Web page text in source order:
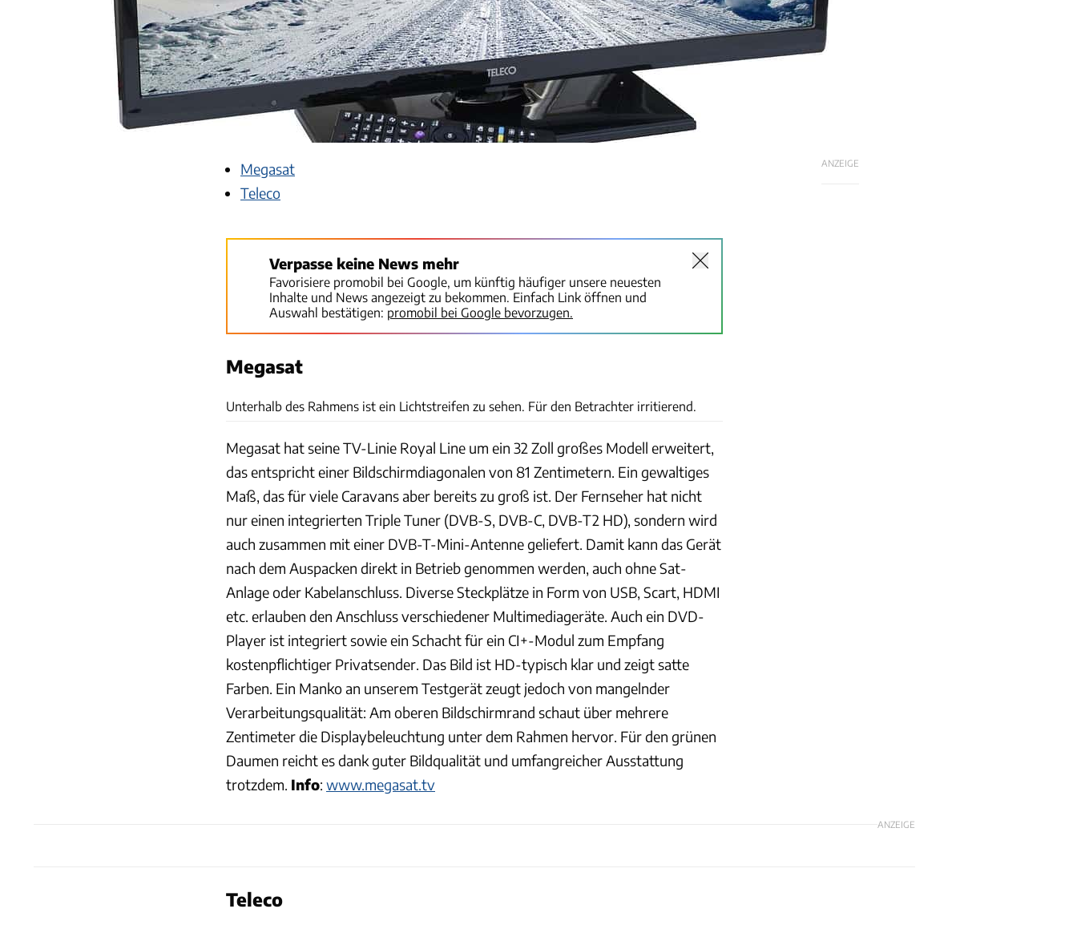
ANZEIGE
Megasat
Teleco
Verpasse keine News mehr
Favorisiere promobil bei Google, um künftig häufiger unsere neuesten
Inhalte und News angezeigt zu bekommen. Einfach Link öffnen und
Auswahl bestätigen: promobil bei Google bevorzugen.
Megasat
Unterhalb des Rahmens ist ein Lichtstreifen zu sehen. Für den Betrachter irritierend.
Megasat hat seine TV-Linie Royal Line um ein 32 Zoll großes Modell erweitert,
das entspricht einer Bildschirmdiagonalen von 81 Zentimetern. Ein gewaltiges
Maß, das für viele Caravans aber bereits zu groß ist. Der Fernseher hat nicht
nur einen integrierten Triple Tuner (DVB-S, DVB-C, DVB-T2 HD), sondern wird
auch zusammen mit einer DVB-T-Mini-Antenne geliefert. Damit kann das Gerät
nach dem Auspacken direkt in Betrieb genommen werden, auch ohne Sat-
Anlage oder Kabelanschluss. Diverse Steckplätze in Form von USB, Scart, HDMI
etc. erlauben den Anschluss verschiedener Multimediageräte. Auch ein DVD-
Player ist integriert sowie ein Schacht für ein CI+-Modul zum Empfang
kostenpflichtiger Privatsender. Das Bild ist HD-typisch klar und zeigt satte
Farben. Ein Manko an unserem Testgerät zeugt jedoch von mangelnder
Verarbeitungsqualität: Am oberen Bildschirmrand schaut über mehrere
Zentimeter die Displaybeleuchtung unter dem Rahmen hervor. Für den grünen
Daumen reicht es dank guter Bildqualität und umfangreicher Ausstattung
trotzdem. Info: www.megasat.tv
ANZEIGE
Teleco